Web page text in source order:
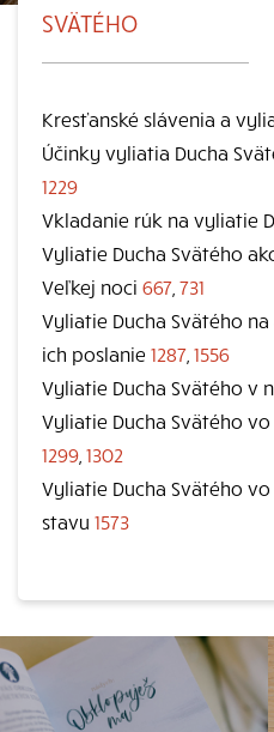
SVÄTÉHO
Kresťanské slávenia a
Účinky vyliatia Ducha
1229
Vkladanie rúk na vyliatie
Vyliatie Ducha Svätého
Veľkej noci 667 731
Vyliatie Ducha Svätého
ich poslanie 1287 1556
Vyliatie Ducha Svätého v
Vyliatie Ducha Svätého
1299 1302
Vyliatie Ducha Svätého
stavu 1573